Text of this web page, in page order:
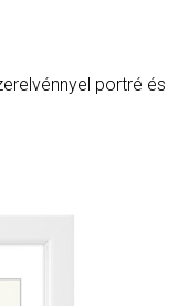
portré és